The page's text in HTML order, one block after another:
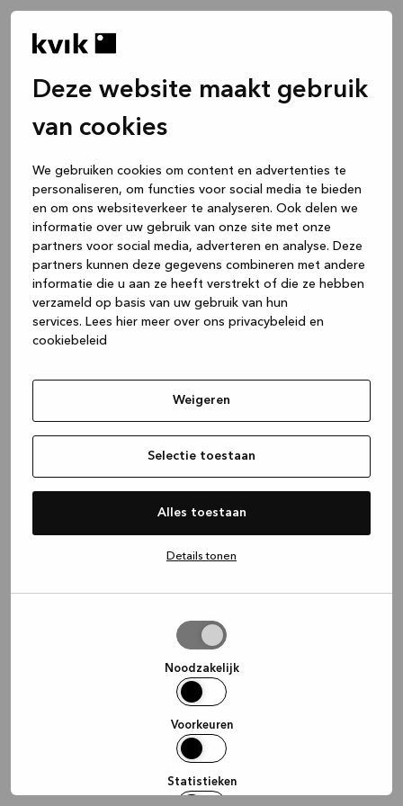
Deze website maakt gebruik
van cookies
We gebruiken cookies om content en advertenties te
personaliseren, om functies voor social media te bieden
en om ons websiteverkeer te analyseren. Ook delen we
informatie over uw gebruik van onze site met onze
partners voor social media, adverteren en analyse. Deze
partners kunnen deze gegevens combineren met andere
informatie die u aan ze heeft verstrekt of die ze hebben
verzameld op basis van uw gebruik van hun
services. Lees hier meer over ons privacybeleid en
cookiebeleid
Weigeren
Selectie toestaan
Alles toestaan
Details tonen
Noodzakelijk
Voorkeuren
Statistieken
(see the browser console for more
information).